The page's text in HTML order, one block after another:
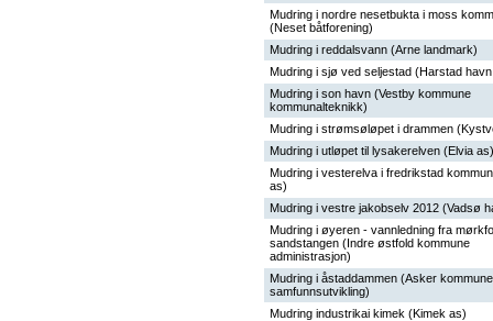
Mudring i nordre nesetbukta i moss
(Neset båtforening)
Mudring i reddalsvann (Arne landmark)
Mudring i sjø ved seljestad (Harstad
Mudring i son havn (Vestby kommune
kommunalteknikk)
Mudring i strømsøløpet i drammen
Mudring i utløpet til lysakerelven (Elvia as)
Mudring i vesterelva i fredrikstad
as)
Mudring i vestre jakobselv 2012 (Vadsø
Mudring i øyeren - vannledning fra
sandstangen (Indre østfold kommune
administrasjon)
Mudring i åstaddammen (Asker kommune
samfunnsutvikling)
Mudring industrikai kimek (Kimek as)